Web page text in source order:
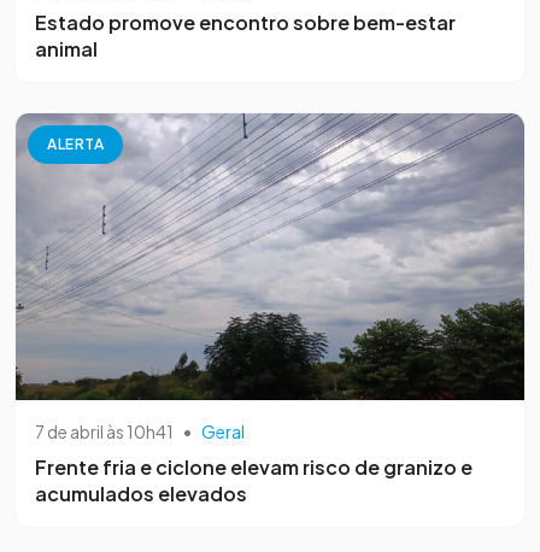
Estado promove encontro sobre bem-estar
animal
ALERTA
7 de abril às 10h41 • Geral
Frente fria e ciclone elevam risco de granizo e
acumulados elevados